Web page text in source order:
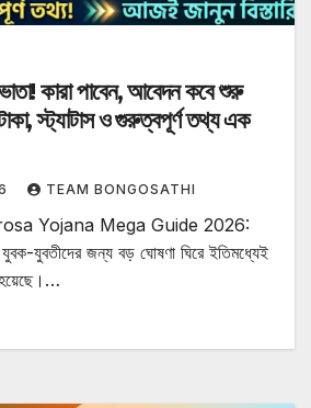
কারা পাবেন, আবেদন কবে শুরু
স্ট্যাটাস ও গুরুত্বপূর্ণ তথ্য এক
TEAM BONGOSATHI
Yojana Mega Guide 2026:
যুবক-যুবতীদের জন্য বড় ঘোষণা ঘিরে ইতিমধ্যেই